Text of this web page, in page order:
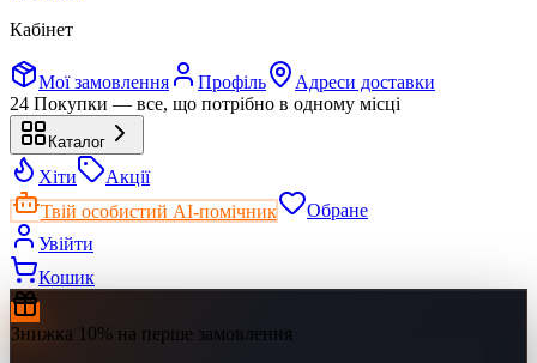
Кабінет
Мої замовлення Профіль
Адреси доставки
24 Покупки — все, що потрібно в одному місці
Каталог
Хіти
Акції
Твій особистий AI-помічник
Обране
Увійти
Кошик
Знижка 10% на перше замовлення